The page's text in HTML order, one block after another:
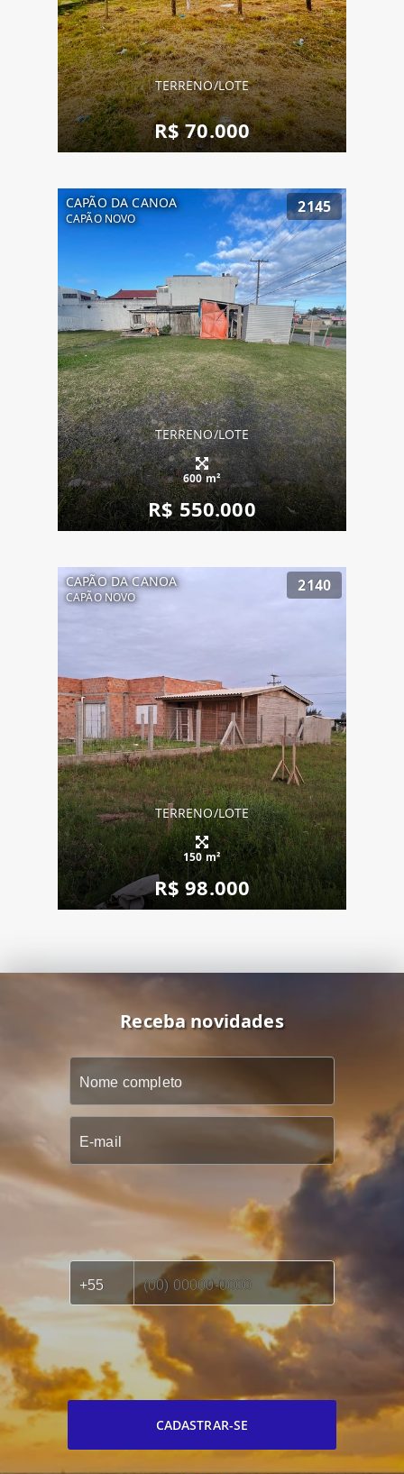
TERRENO/LOTE
R$ 70.000
CAPÃO DA CANOA
CAPÃO NOVO
2145
TERRENO/LOTE
600 m²
R$ 550.000
CAPÃO DA CANOA
CAPÃO NOVO
2140
TERRENO/LOTE
150 m²
R$ 98.000
Receba novidades
CADASTRAR-SE